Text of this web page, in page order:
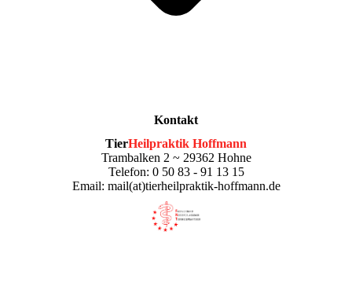
Kontakt
TierHeilpraktik Hoffmann
Trambalken 2 ~ 29362 Hohne
Telefon: 0 50 83 - 91 13 15
Email: mail(at)tierheilpraktik-hoffmann.de